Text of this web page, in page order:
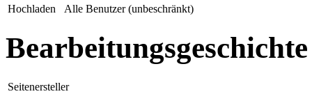
Hochladen
Alle Benutzer (unbeschränkt)
Bearbeitungsgeschichte
Seitenersteller